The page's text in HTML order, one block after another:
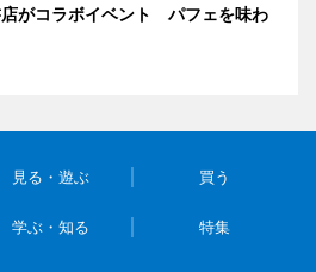
がコラボイベント パフェを味わ
見る・遊ぶ 買う
学ぶ・知る 特集